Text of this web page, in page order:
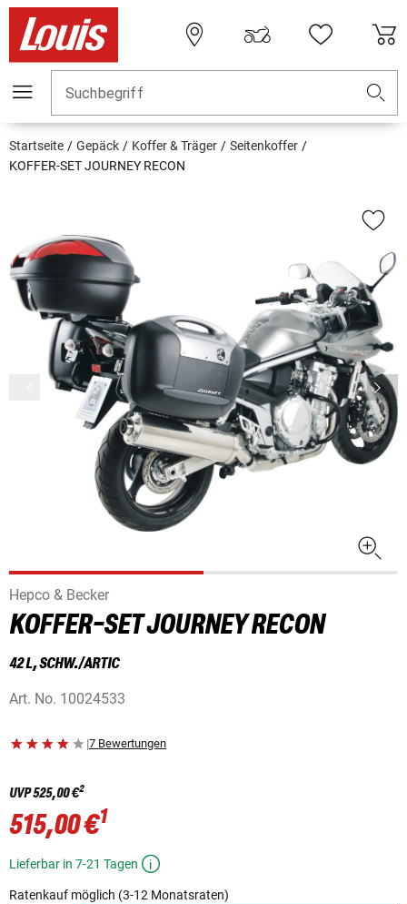
Suchbegriff
Startseite Gepäck Koffer & Träger
Seitenkoffer
KOFFER-SET JOURNEY RECON
Hepco & Becker
KOFFER-SET JOURNEY RECON
42 L, SCHW./ARTIC
Art. No. 10024533
|7 Bewertungen
UVP525,00 €2
515,00 €1
Lieferbar in 7-21 Tagen
Ratenkauf möglich (3-12 Monatsraten)